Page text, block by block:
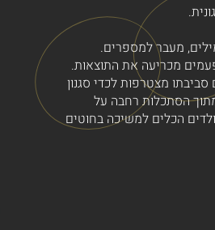
מעבר למספרים.
מכריעה את התוצאות.
מצטרפות לכדי סגנון
הסתכלות רחבה על
הכלים למשיכה בחוטים